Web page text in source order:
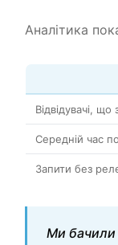
Аналітика
Відвідувачі,
Середній час
Запити без
Ми бачили